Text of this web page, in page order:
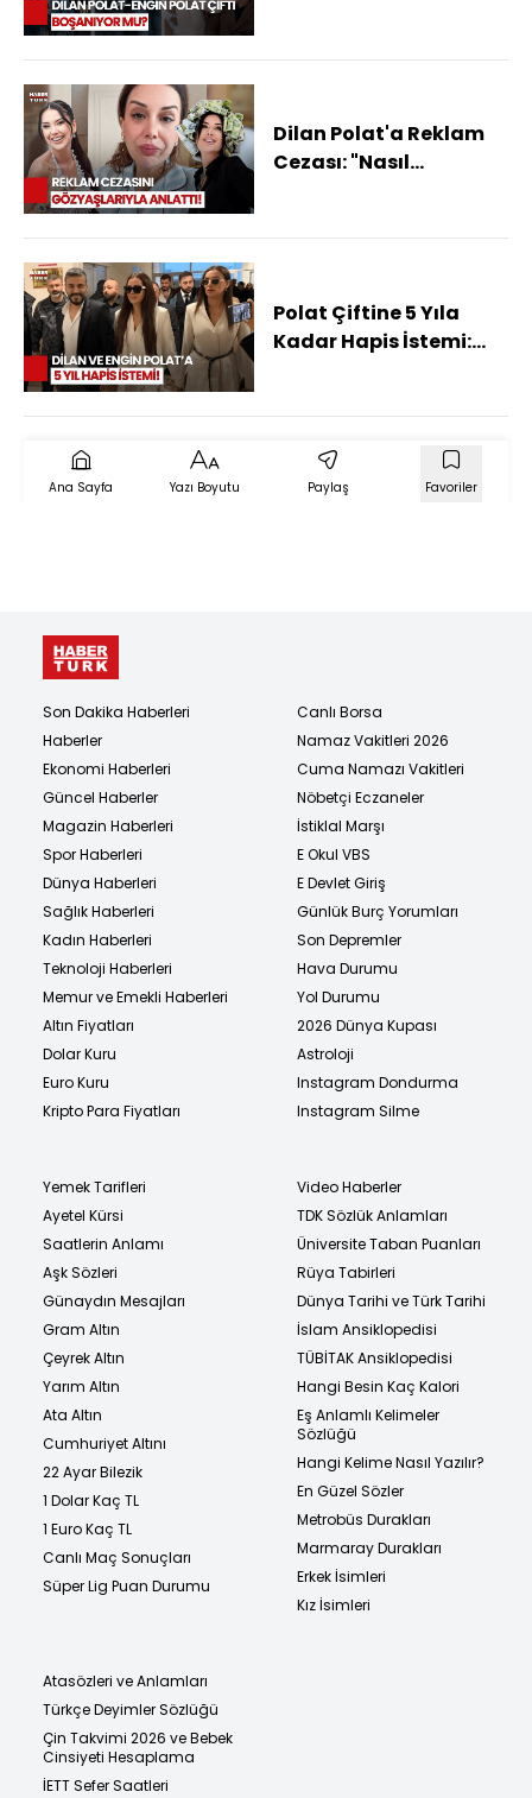
Dilan Polat'a Reklam
Cezası: "Nasıl
Polat Çiftine 5 Yıla
Kadar Hapis İstemi:
Kurşunlattılar"
Ana Sayfa Yazı Boyutu Paylaş Favoriler
Son Dakika Haberleri
Haberler
Ekonomi Haberleri
Güncel Haberler
Magazin Haberleri
Spor Haberleri
Dünya Haberleri
Sağlık Haberleri
Kadın Haberleri
Teknoloji Haberleri
Memur ve Emekli Haberleri
Altın Fiyatları
Dolar Kuru
Euro Kuru
Kripto Para Fiyatları
Canlı Borsa
Namaz Vakitleri 2026
Cuma Namazı Vakitleri
Nöbetçi Eczaneler
İstiklal Marşı
E Okul VBS
E Devlet Giriş
Günlük Burç Yorumları
Son Depremler
Hava Durumu
Yol Durumu
2026 Dünya Kupası
Astroloji
Instagram Dondurma
Instagram Silme
Yemek Tarifleri
Ayetel Kürsi
Saatlerin Anlamı
Aşk Sözleri
Günaydın Mesajları
Gram Altın
Çeyrek Altın
Yarım Altın
Ata Altın
Cumhuriyet Altını
22 Ayar Bilezik
1 Dolar Kaç TL
1 Euro Kaç TL
Canlı Maç Sonuçları
Süper Lig Puan Durumu
Video Haberler
TDK Sözlük Anlamları
Üniversite Taban Puanları
Rüya Tabirleri
Dünya Tarihi ve Türk Tarihi
İslam Ansiklopedisi
TÜBİTAK Ansiklopedisi
Hangi Besin Kaç Kalori
Eş Anlamlı Kelimeler
Sözlüğü
Hangi Kelime Nasıl Yazılır?
En Güzel Sözler
Metrobüs Durakları
Marmaray Durakları
Erkek İsimleri
Kız İsimleri
Atasözleri ve Anlamları
Türkçe Deyimler Sözlüğü
Çin Takvimi 2026 ve Bebek
Cinsiyeti Hesaplama
İETT Sefer Saatleri